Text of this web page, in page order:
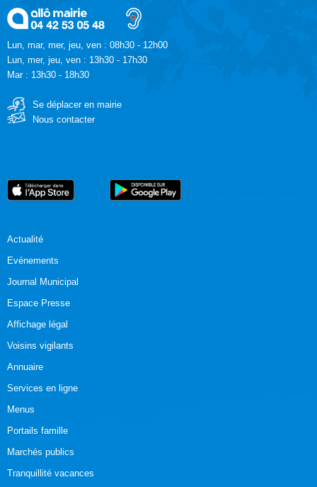
Lun, mar, mer, jeu, ven : 08h30 - 12h00
Lun, mer, jeu, ven : 13h30 - 17h30
Mar : 13h30 - 18h30
Se déplacer en mairie
Nous contacter
Actualité
Evénements
Journal Municipal
Espace Presse
Affichage légal
Voisins vigilants
Annuaire
Services en ligne
Menus
Portails famille
Marchés publics
Tranquillité vacances